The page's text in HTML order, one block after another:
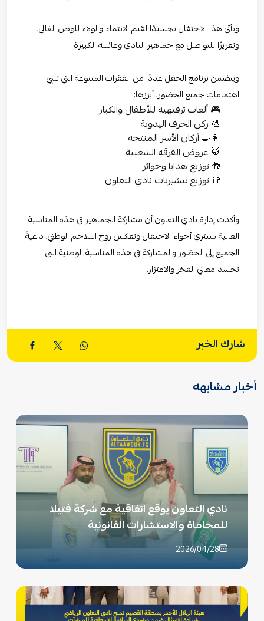
ويأتي هذا الاحتفال تجسيدًا لقيم الانتماء والولاء للوطن الغالي،
وتعزيزًا للتواصل مع جماهير النادي وعائلته الكبيرة
ويتضمن برنامج الحفل عددًا من الفقرات المتنوعة التي تلبي
اهتمامات جميع الحضور، أبرزها:
🎮 ألعاب ترفيهية للأطفال والكبار
🎨 ركن الحرف اليدوية
👩‍🍳 أركان الأسر المنتجة
🥁 عروض الفرقة الشعبية
🎁 توزيع هدايا وجوائز
👕 توزيع تيشيرتات نادي التعاون
وأكدت إدارة نادي التعاون أن مشاركة الجماهير في هذه المناسبة
الغالية ستثري أجواء الاحتفال وتعكس روح التلاحم الوطني، داعيةً
الجميع إلى الحضور والمشاركة في هذه المناسبة الوطنية التي
تجسد معاني الفخر والاعتزاز.
شارك الخبر
أخبار مشابهه
نادي التعاون يوقع اتفاقية مع شركة فتيلا
للمحاماة والاستشارات القانونية
2026/04/28